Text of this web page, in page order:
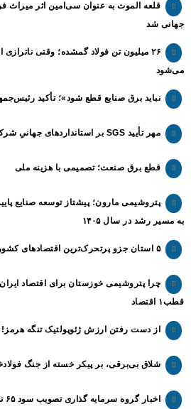
قلعه الموت به عنوان سی‌امین اثر میراث‌
جهانی شد
۲۶ میلیون تن فولاد گمشده؛ وقتی
می‌شود
نباید برق صنایع قطع شود»؛ تأکید
مهر تأیید SGS بر استانداردهای جهانیِ شرکت عملیات اکتشاف نفت
قطع برق صنعت؛ تصمیمی با هزینه ملی
پتروشیمی مارون؛ پیشتاز توسعه صنایع
به مسیر رشد در سال ۱۴۰۵
۵ استان جزو پرتحرک‌ترین اقتصاد‌های کشور
چرا پتروشیمی خوزستان برای اقتصاد
قطب۱ اقتصاد
از دست رفتن ارزش ژئوپولتیک تنگه هرمز!
شلاق‌ بی‌برقی، بر پیکر خسته‌ از جنگ
اخبار گروه سرمایه گذاری تصویب سود ۶۵ تومانی در مجمع «وسپهر»